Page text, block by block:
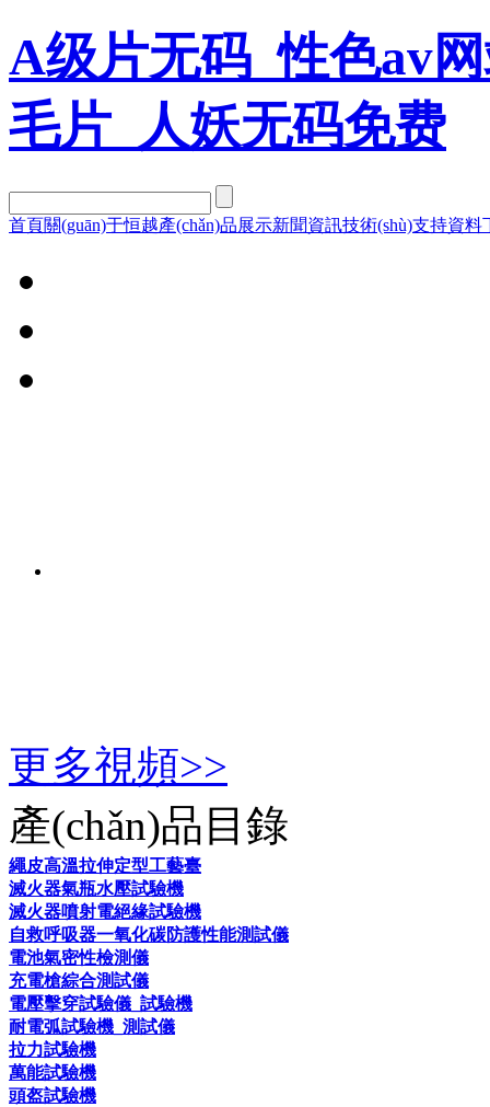
A级片无码_性色av
毛片_人妖无码免费
首頁關(guān)于恒越產(chǎn)品展示新聞資訊技術(shù)支持資料
更多視頻>>
產(chǎn)品目錄
繩皮高溫拉伸定型工藝臺
滅火器氣瓶水壓試驗機
滅火器噴射電絕緣試驗機
自救呼吸器一氧化碳防護性能測試儀
電池氣密性檢測儀
充電槍綜合測試儀
電壓擊穿試驗儀_試驗機
耐電弧試驗機_測試儀
拉力試驗機
萬能試驗機
頭盔試驗機